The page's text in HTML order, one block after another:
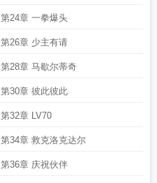
第24章 一拳爆头
第26章 少主有请
第28章 马歇尔蒂奇
第30章 彼此彼此
第32章 LV70
第34章 救克洛克达尔
第36章 庆祝伙伴